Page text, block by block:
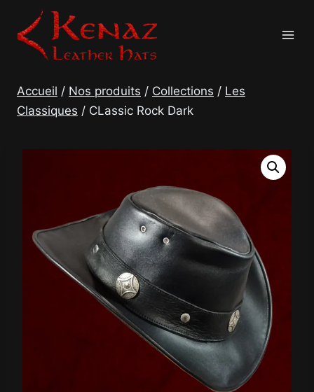
contenu
Accueil / Nos produits / Collections / Les
Classiques / CLassic Rock Dark